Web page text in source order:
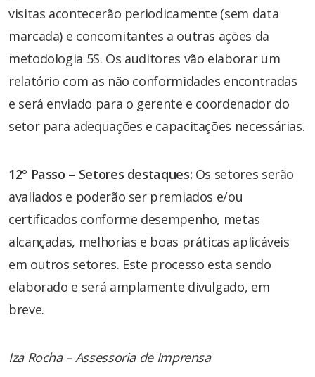
visitas acontecerão periodicamente (sem data
marcada) e concomitantes a outras ações da
metodologia 5S. Os auditores vão elaborar um
relatório com as não conformidades encontradas
e será enviado para o gerente e coordenador do
setor para adequações e capacitações necessárias.
12° Passo – Setores destaques: Os setores serão
avaliados e poderão ser premiados e/ou
certificados conforme desempenho, metas
alcançadas, melhorias e boas práticas aplicáveis
em outros setores. Este processo esta sendo
elaborado e será amplamente divulgado, em
breve.
Iza Rocha – Assessoria de Imprensa